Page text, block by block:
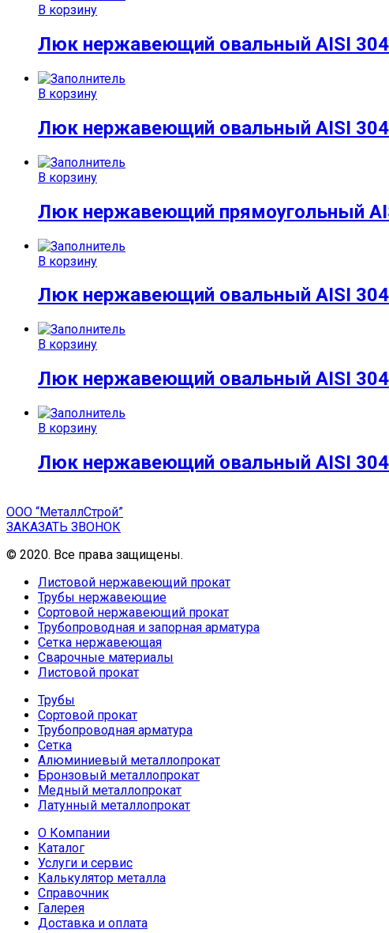
В корзину
Люк нержавеющий овальный AISI 304
В корзину
Люк нержавеющий овальный AISI
В корзину
Люк нержавеющий прямоугольный
В корзину
Люк нержавеющий овальный AISI
В корзину
Люк нержавеющий овальный AISI 304
В корзину
Люк нержавеющий овальный AISI 304
ООО “МеталлСтрой”
ЗАКАЗАТЬ ЗВОНОК
© 2020. Все права защищены.
Листовой нержавеющий прокат
Трубы нержавеющие
Сортовой нержавеющий прокат
Трубопроводная и запорная арматура
Сетка нержавеющая
Сварочные материалы
Листовой прокат
Трубы
Сортовой прокат
Трубопроводная арматура
Сетка
Алюминиевый металлопрокат
Бронзовый металлопрокат
Медный металлопрокат
Латунный металлопрокат
О Компании
Каталог
Услуги и сервис
Калькулятор металла
Справочник
Галерея
Доставка и оплата